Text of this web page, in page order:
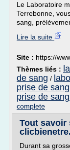
Le Laboratoire
Terrebonne,
sang,
Lire la suite
Site : https://
Thèmes liés :
de sang /
prise de sang
prise de
complete
Tout savoir
Durant sa